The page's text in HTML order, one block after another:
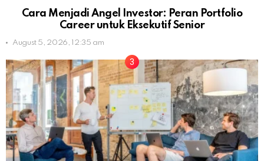
Cara Menjadi Angel Investor: Peran Portfolio
Career untuk Eksekutif Senior
August 5, 2026, 12:35 am